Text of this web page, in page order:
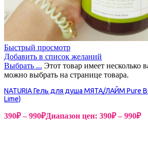
Быстрый просмотр
Добавить в список желаний
Выбрать ... Этот товар имеет несколько
можно выбрать на странице товара.
NATURIA Гель для душа МЯТА/ЛАЙМ Pure
Lime)
390₽ – 990₽Диапазон цен: 390₽ – 990₽